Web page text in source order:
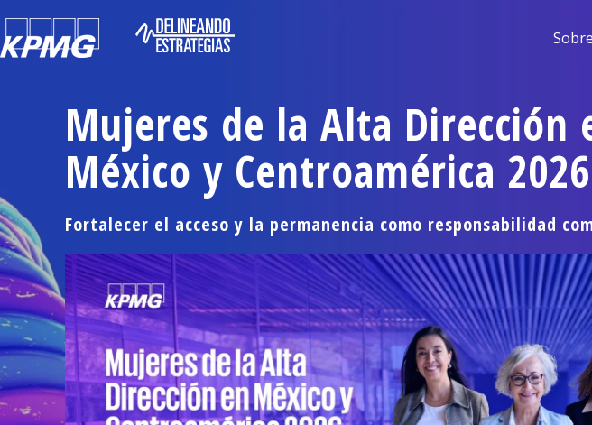
Mujeres de la Alta Dirección
México y Centroamérica 2026
Fortalecer el acceso y la permanencia como responsabilidad